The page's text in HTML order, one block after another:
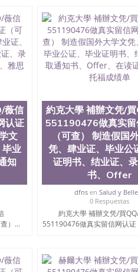
评；而各种大学部和研究所的商
程： 1、收集客户办理信息； 2、
发给客户确认； 5、电子图确认
客户（国内顺丰，国外DHL）。
，存档。 2、留学回国人员证明（
档可查，终身受用。 四、办理流
、教育学院、工程学院、健康与
科、硕士及博士学位。学校的专
、文学、音乐、生物学、统计学
生物工程、建筑设计、工商管理
科学、心理学、戏剧、市场营销
提供相关材料，确定客户办理信
请账号，付定金； 4、预约递交
果书留服直接邮寄给客户 6、客
材料，尺寸大小，防伪结构（包
文字图案浮雕，激光镭射，紫外荧
体的认可，同时和海外学校留学
格证，学生卡，结业证，录取通
历文凭的样版，尺寸大小，纸张
,录取通知书，雅思，留学回国证
薇信
认证
文
毕业
知
）...
約克大學 補辦文凭/
551190476做真实留
（可查） 制造假国
凭、肆业证、毕业公
证明书、结业证、
书、Offer
dfns enSalud y
0 Respuestas
約克大學 補辦文凭/買
551190476做真实留信网认证